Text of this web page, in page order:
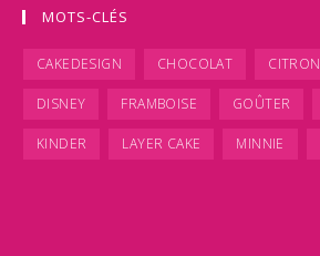
MOTS-CLÉS
CAKEDESIGN CHOCOLAT CITRON
DISNEY FRAMBOISE GOÛTER
KINDER LAYER CAKE MINNIE